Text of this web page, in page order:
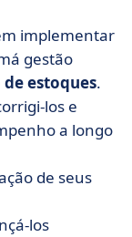
implementar
gestão
estoques.
los e
a longo
de seus
los